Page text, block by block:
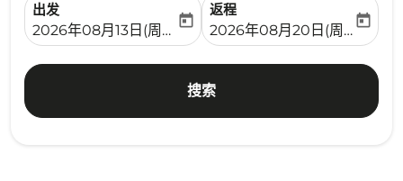
出发
fc-booking-departure-date-aria-label
2026年08月13日(周四)
today
返程
fc-booking-return-date-
2026年08月20日(周四)
today
搜索